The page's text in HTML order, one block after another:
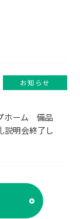
お知らせ
ホーム 備品
説明会終了し